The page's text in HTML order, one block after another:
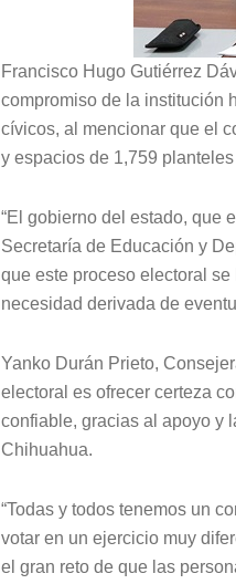
Francisco Hugo Gutiérrez
compromiso de la institución
cívicos, al mencionar que el
y espacios de 1,759
“El gobierno del estado, que
Secretaría de Educación y
que este proceso electoral
necesidad derivada de
Yanko Durán Prieto,
electoral es ofrecer certeza
confiable, gracias al apoyo y
Chihuahua.
“Todas y todos tenemos un
votar en un ejercicio muy
el gran reto de que las